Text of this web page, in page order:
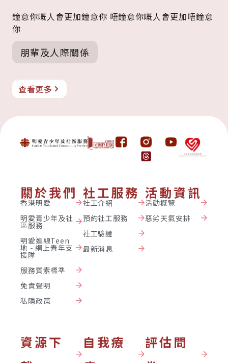
鐘意你嘅人會更加鐘意你 唔鐘意你嘅人會更加唔鐘意
你
朋輩及人際關係
查看更多
關於我們
香港明愛
明愛青少年及社
區服務
明愛連線Teen
地 - 網上青年支
援隊
服務質素標準
免責聲明
私隱政策
社工服務
社工介紹
預約社工服務
社工驗證
最新消息
活動資訊
活動概覽
惡劣天氣安排
資源下
自我療
評估問